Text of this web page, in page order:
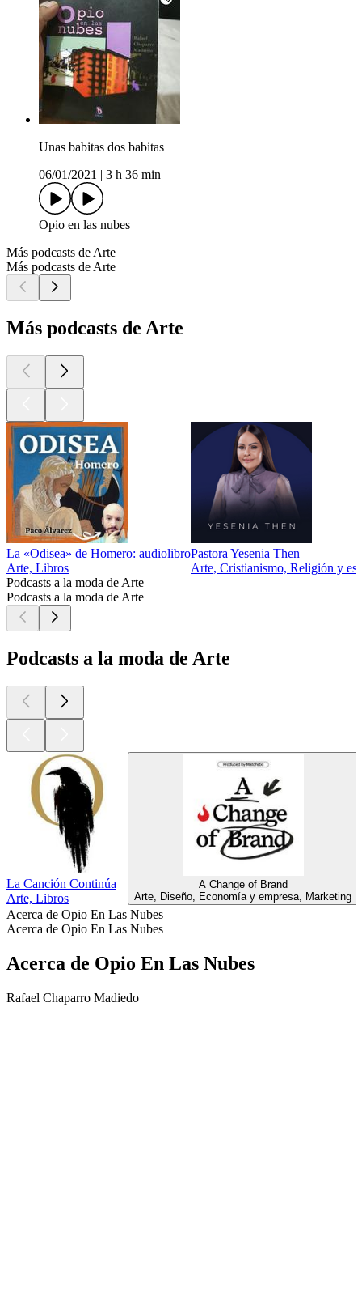
Unas babitas dos babitas
06/01/2021
3 h 36 min
Opio en las nubes
Más podcasts de Arte
Más podcasts de Arte
Más podcasts de Arte
La «Odisea» de Homero: audiolibro
Arte, Libros
Pastora Yesenia Then
Arte, Cristianismo, Religión y
Podcasts a la moda de Arte
Podcasts a la moda de Arte
Podcasts a la moda de Arte
La Canción Continúa
Arte, Libros
A Change of Brand
Arte, Diseño, Economía y empresa, Marketing
Acerca de Opio En Las Nubes
Acerca de Opio En Las Nubes
Acerca de Opio En Las Nubes
Rafael Chaparro Madiedo